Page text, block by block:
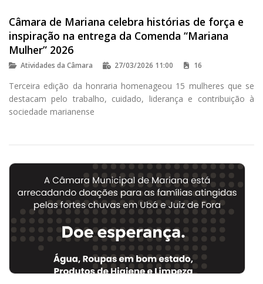
Câmara de Mariana celebra histórias de força e
inspiração na entrega da Comenda “Mariana
Mulher” 2026
Atividades da Câmara 27/03/2026 11:00 16
Terceira edição da honraria homenageou 15 mulheres que se
destacam pelo trabalho, cuidado, liderança e contribuição à
sociedade marianense